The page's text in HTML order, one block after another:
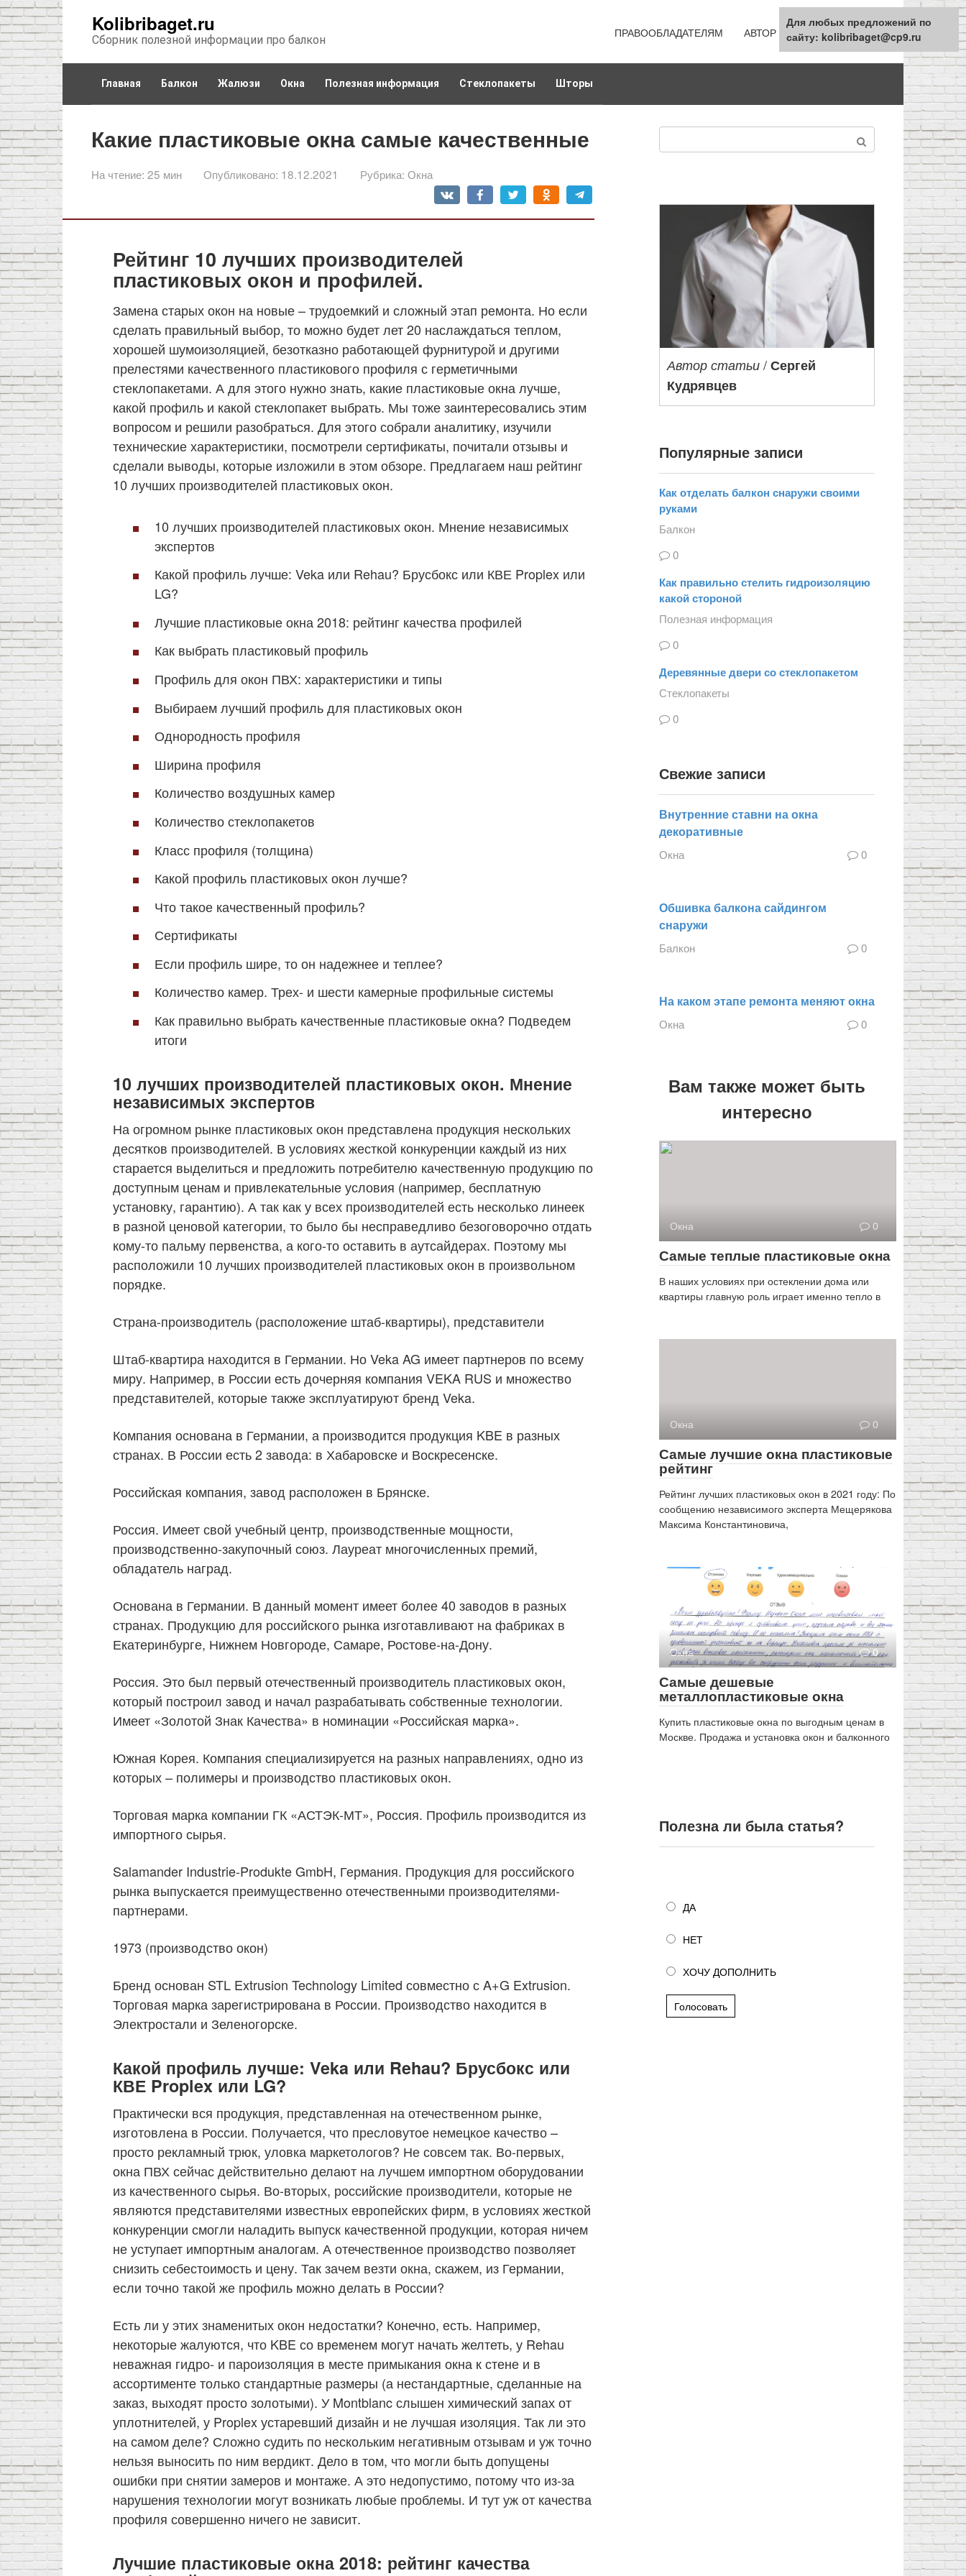
Перейти
к
контенту
Kolibribaget.ru
Сборник полезной информации про балкон
ПРАВООБЛАДАТЕЛЯМ АВТОР КАРТА САЙТА
Главная Балкон Жалюзи Окна Полезная информация Стеклопакеты Шторы
Какие пластиковые окна самые качественные
На чтение: 25 мин Опубликовано: 18.12.2021 Рубрика: Окна
Рейтинг 10 лучших производителей
пластиковых окон и профилей.
Замена старых окон на новые – трудоемкий и сложный этап ремонта. Но если
сделать правильный выбор, то можно будет лет 20 наслаждаться теплом,
хорошей шумоизоляцией, безотказно работающей фурнитурой и другими
прелестями качественного пластикового профиля с герметичными
стеклопакетами. А для этого нужно знать, какие пластиковые окна лучше,
какой профиль и какой стеклопакет выбрать. Мы тоже заинтересовались этим
вопросом и решили разобраться. Для этого собрали аналитику, изучили
технические характеристики, посмотрели сертификаты, почитали отзывы и
сделали выводы, которые изложили в этом обзоре. Предлагаем наш рейтинг
10 лучших производителей пластиковых окон.
10 лучших производителей пластиковых окон. Мнение независимых
экспертов
Какой профиль лучше: Veka или Rehau? Брусбокс или КВЕ Proplex или
LG?
Лучшие пластиковые окна 2018: рейтинг качества профилей
Как выбрать пластиковый профиль
Профиль для окон ПВХ: характеристики и типы
Выбираем лучший профиль для пластиковых окон
Однородность профиля
Ширина профиля
Количество воздушных камер
Количество стеклопакетов
Класс профиля (толщина)
Какой профиль пластиковых окон лучше?
Что такое качественный профиль?
Сертификаты
Если профиль шире, то он надежнее и теплее?
Количество камер. Трех- и шести камерные профильные системы
Как правильно выбрать качественные пластиковые окна? Подведем
итоги
10 лучших производителей пластиковых окон. Мнение
независимых экспертов
На огромном рынке пластиковых окон представлена продукция нескольких
десятков производителей. В условиях жесткой конкуренции каждый из них
старается выделиться и предложить потребителю качественную продукцию по
доступным ценам и привлекательные условия (например, бесплатную
установку, гарантию). А так как у всех производителей есть несколько линеек
в разной ценовой категории, то было бы несправедливо безоговорочно отдать
кому-то пальму первенства, а кого-то оставить в аутсайдерах. Поэтому мы
расположили 10 лучших производителей пластиковых окон в произвольном
порядке.
Страна-производитель (расположение штаб-квартиры), представители
Штаб-квартира находится в Германии. Но Veka AG имеет партнеров по всему
миру. Например, в России есть дочерняя компания VEKA RUS и множество
представителей, которые также эксплуатируют бренд Veka.
Компания основана в Германии, а производится продукция KBE в разных
странах. В России есть 2 завода: в Хабаровске и Воскресенске.
Российская компания, завод расположен в Брянске.
Россия. Имеет свой учебный центр, производственные мощности,
производственно-закупочный союз. Лауреат многочисленных премий,
обладатель наград.
Основана в Германии. В данный момент имеет более 40 заводов в разных
странах. Продукцию для российского рынка изготавливают на фабриках в
Екатеринбурге, Нижнем Новгороде, Самаре, Ростове-на-Дону.
Россия. Это был первый отечественный производитель пластиковых окон,
который построил завод и начал разрабатывать собственные технологии.
Имеет «Золотой Знак Качества» в номинации «Российская марка».
Южная Корея. Компания специализируется на разных направлениях, одно из
которых – полимеры и производство пластиковых окон.
Торговая марка компании ГК «АСТЭК-МТ», Россия. Профиль производится из
импортного сырья.
Salamander Industrie-Produkte GmbH, Германия. Продукция для российского
рынка выпускается преимущественно отечественными производителями-
партнерами.
1973 (производство окон)
Бренд основан STL Extrusion Technology Limited совместно с A+G Extrusion.
Торговая марка зарегистрирована в России. Производство находится в
Электростали и Зеленогорске.
Какой профиль лучше: Veka или Rehau? Брусбокс или
КВЕ Proplex или LG?
Практически вся продукция, представленная на отечественном рынке,
изготовлена в России. Получается, что пресловутое немецкое качество –
просто рекламный трюк, уловка маркетологов? Не совсем так. Во-первых,
окна ПВХ сейчас действительно делают на лучшем импортном оборудовании
из качественного сырья. Во-вторых, российские производители, которые не
являются представителями известных европейских фирм, в условиях жесткой
конкуренции смогли наладить выпуск качественной продукции, которая ничем
не уступает импортным аналогам. А отечественное производство позволяет
снизить себестоимость и цену. Так зачем везти окна, скажем, из Германии,
если точно такой же профиль можно делать в России?
Есть ли у этих знаменитых окон недостатки? Конечно, есть. Например,
некоторые жалуются, что KBE со временем могут начать желтеть, у Rehau
неважная гидро- и пароизоляция в месте примыкания окна к стене и в
ассортименте только стандартные размеры (а нестандартные, сделанные на
заказ, выходят просто золотыми). У Montblanc слышен химический запах от
уплотнителей, у Proplex устаревший дизайн и не лучшая изоляция. Так ли это
на самом деле? Сложно судить по нескольким негативным отзывам и уж точно
нельзя выносить по ним вердикт. Дело в том, что могли быть допущены
ошибки при снятии замеров и монтаже. А это недопустимо, потому что из-за
нарушения технологии могут возникать любые проблемы. И тут уж от качества
профиля совершенно ничего не зависит.
Лучшие пластиковые окна 2018: рейтинг качества
Автор статьи /Сергей
Кудрявцев
Популярные записи
Как отделать балкон снаружи своими
руками
Балкон
0
Как правильно стелить гидроизоляцию
какой стороной
Полезная информация
0
Деревянные двери со стеклопакетом
Стеклопакеты
0
Свежие записи
Внутренние ставни на окна
декоративные
Окна 0
Обшивка балкона сайдингом
снаружи
Балкон 0
На каком этапе ремонта меняют окна
Окна 0
Вам также может быть
интересно
Окна 0
Самые теплые пластиковые окна
В наших условиях при остеклении дома или
квартиры главную роль играет именно тепло в
Окна 0
Самые лучшие окна пластиковые
рейтинг
Рейтинг лучших пластиковых окон в 2021 году: По
сообщению независимого эксперта Мещерякова
Максима Константиновича,
Окна 0
Самые дешевые
металлопластиковые окна
Купить пластиковые окна по выгодным ценам в
Москве. Продажа и установка окон и балконного
Полезна ли была статья?
ДА
НЕТ
ХОЧУ ДОПОЛНИТЬ
Голосовать
Для любых предложений по
сайту: kolibribaget@cp9.ru